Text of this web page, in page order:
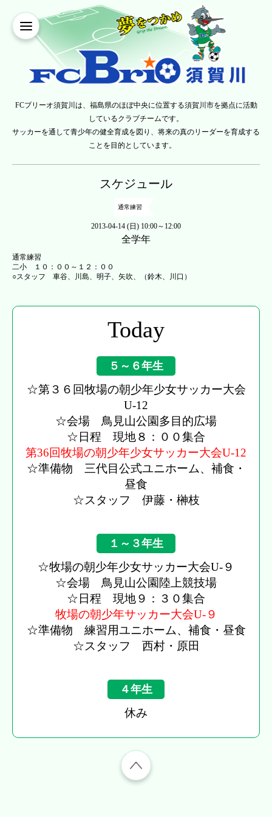
FCブリーオ須賀川は、福島県のほぼ中央に位置する須賀川市を拠点に活動
しているクラブチームです。
サッカーを通して青少年の健全育成を図り、将来の真のリーダーを育成する
ことを目的としています。
スケジュール
通常練習
2013-04-14 (日) 10:00～12:00
全学年
通常練習
二小 １０：００～１２：００
○スタッフ 車谷、川島、明子、矢吹、（鈴木、川口）
Today
５～６年生
☆第３６回牧場の朝少年少女サッカー大会
U-12
☆会場 鳥見山公園多目的広場
☆日程 現地８：００集合
第36回牧場の朝少年少女サッカー大会U-12
☆準備物 三代目公式ユニホーム、補食・
昼食
☆スタッフ 伊藤・榊枝
１～３年生
☆牧場の朝少年少女サッカー大会U-９
☆会場 鳥見山公園陸上競技場
☆日程 現地９：３０集合
牧場の朝少年サッカー大会U-９
☆準備物 練習用ユニホーム、補食・昼食
☆スタッフ 西村・原田
４年生
休み